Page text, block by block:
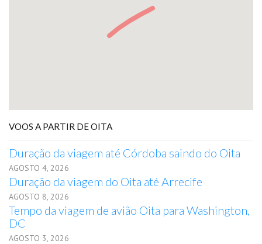
VOOS A PARTIR DE OITA
Duração da viagem até Córdoba saindo do Oita
AGOSTO 4, 2026
Duração da viagem do Oita até Arrecife
AGOSTO 8, 2026
Tempo da viagem de avião Oita para Washington,
DC
AGOSTO 3, 2026